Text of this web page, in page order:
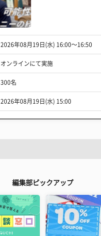
2026年08月19日(水) 16:00〜16:50
オンラインにて実施
300名
2026年08月19日(水) 15:00
編集部ピックアップ